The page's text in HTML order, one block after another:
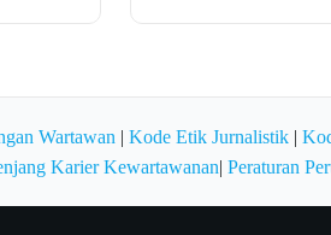
Wartawan | Kode Etik Jurnalistik |
Karier Kewartawanan| Peraturan